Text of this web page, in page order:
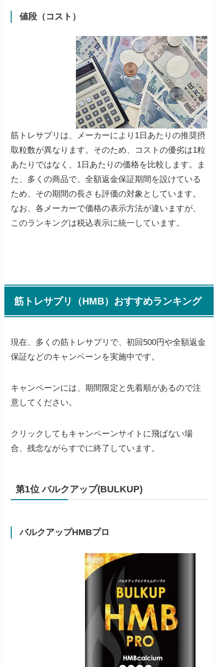
値段（コスト）
筋トレサプリは、メーカーにより1日あたりの推奨摂
取粒数が異なります。そのため、コストの優劣は1粒
あたりではなく、1日あたりの価格を比較します。ま
た、多くの商品で、全額返金保証期間を設けている
ため、その期間の長さも評価の対象としています。
なお、各メーカーで価格の表示方法が違いますが、
このランキングは税込表示に統一しています。
筋トレサプリ（HMB）おすすめランキング
現在、多くの筋トレサプリで、初回500円や全額返金
保証などのキャンペーンを実施中です。
キャンペーンには、期間限定と先着順があるので注
意してください。
クリックしてもキャンペーンサイトに飛ばない場
合、残念ながらすでに終了しています。
第1位 バルクアップ(BULKUP)
バルクアップHMBプロ